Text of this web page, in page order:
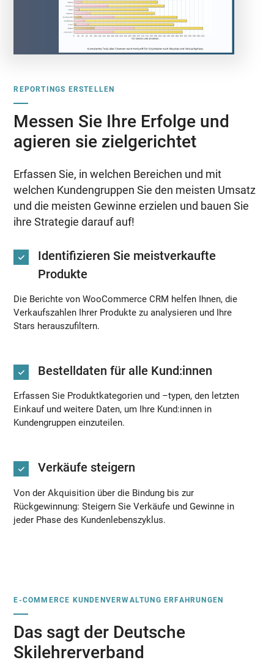
REPORTINGS ERSTELLEN
Messen Sie Ihre Erfolge und
agieren sie zielgerichtet
Erfassen Sie, in welchen Bereichen und mit
welchen Kundengruppen Sie den meisten Umsatz
und die meisten Gewinne erzielen und bauen Sie
ihre Strategie darauf auf!
Identifizieren Sie meistverkaufte
Produkte
Die Berichte von WooCommerce CRM helfen Ihnen, die
Verkaufszahlen Ihrer Produkte zu analysieren und Ihre
Stars herauszufiltern.
Bestelldaten für alle Kund:innen
Erfassen Sie Produktkategorien und –typen, den letzten
Einkauf und weitere Daten, um Ihre Kund:innen in
Kundengruppen einzuteilen.
Verkäufe steigern
Von der Akquisition über die Bindung bis zur
Rückgewinnung: Steigern Sie Verkäufe und Gewinne in
jeder Phase des Kundenlebenszyklus.
E-COMMERCE KUNDENVERWALTUNG ERFAHRUNGEN
Das sagt der Deutsche
Skilehrerverband